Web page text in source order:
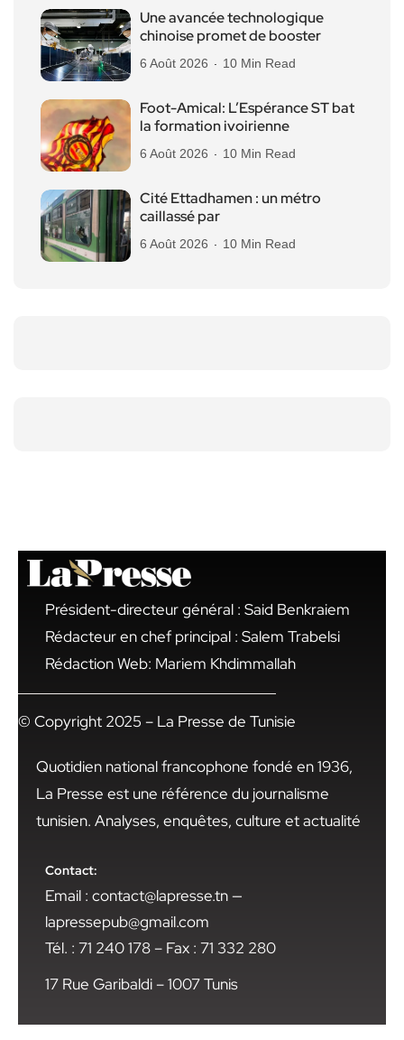
Une avancée technologique
chinoise promet de booster
6 Août 2026 10 Min Read
Foot-Amical: L’Espérance ST bat
la formation ivoirienne
6 Août 2026 10 Min Read
Cité Ettadhamen : un métro
caillassé par
6 Août 2026 10 Min Read
Président-directeur général : Said Benkraiem
Rédacteur en chef principal : Salem Trabelsi
Rédaction Web: Mariem Khdimmallah
© Copyright 2025 – La Presse de Tunisie
Quotidien national francophone fondé en 1936,
La Presse est une référence du journalisme
tunisien. Analyses, enquêtes, culture et actualité
Contact:
Email : contact@lapresse.tn —
lapressepub@gmail.com
Tél. : 71 240 178 – Fax : 71 332 280
17 Rue Garibaldi – 1007 Tunis